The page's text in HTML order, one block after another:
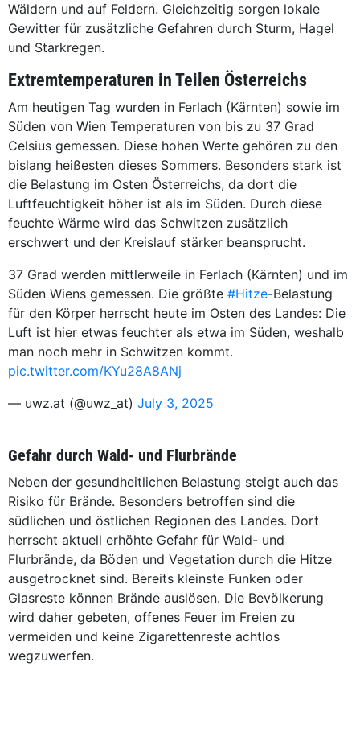
Wäldern und auf Feldern. Gleichzeitig sorgen lokale
Gewitter für zusätzliche Gefahren durch Sturm, Hagel
und Starkregen.
Extremtemperaturen in Teilen Österreichs
Am heutigen Tag wurden in Ferlach (Kärnten) sowie im
Süden von Wien Temperaturen von bis zu 37 Grad
Celsius gemessen. Diese hohen Werte gehören zu den
bislang heißesten dieses Sommers. Besonders stark ist
die Belastung im Osten Österreichs, da dort die
Luftfeuchtigkeit höher ist als im Süden. Durch diese
feuchte Wärme wird das Schwitzen zusätzlich
erschwert und der Kreislauf stärker beansprucht.
37 Grad werden mittlerweile in Ferlach (Kärnten) und im
Süden Wiens gemessen. Die größte #Hitze-Belastung
für den Körper herrscht heute im Osten des Landes: Die
Luft ist hier etwas feuchter als etwa im Süden, weshalb
man noch mehr in Schwitzen kommt.
pic.twitter.com/KYu28A8ANj
— uwz.at (@uwz_at) July 3, 2025
Gefahr durch Wald- und Flurbrände
Neben der gesundheitlichen Belastung steigt auch das
Risiko für Brände. Besonders betroffen sind die
südlichen und östlichen Regionen des Landes. Dort
herrscht aktuell erhöhte Gefahr für Wald- und
Flurbrände, da Böden und Vegetation durch die Hitze
ausgetrocknet sind. Bereits kleinste Funken oder
Glasreste können Brände auslösen. Die Bevölkerung
wird daher gebeten, offenes Feuer im Freien zu
vermeiden und keine Zigarettenreste achtlos
wegzuwerfen.